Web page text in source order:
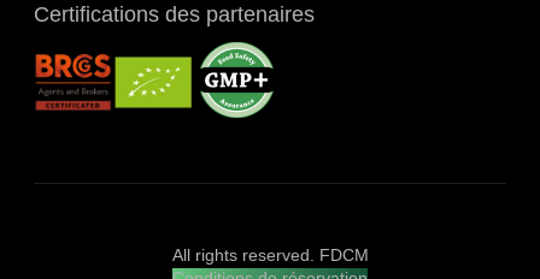
Certifications des partenaires
All rights reserved. FDCM